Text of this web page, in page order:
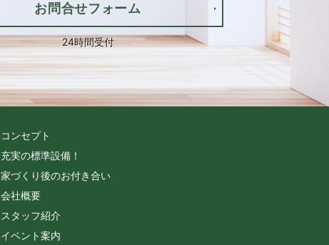
お問合せフォーム
24時間受付
コンセプト
充実の標準設備！
家づくり後のお付き合い
会社概要
スタッフ紹介
イベント案内